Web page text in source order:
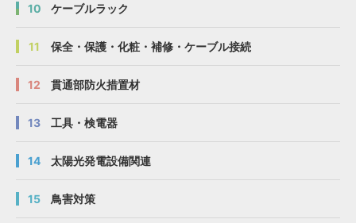
10 ケーブルラック
11 保全・保護・化粧・補修・ケーブル接続
12 貫通部防火措置材
13 工具・検電器
14 太陽光発電設備関連
15 鳥害対策